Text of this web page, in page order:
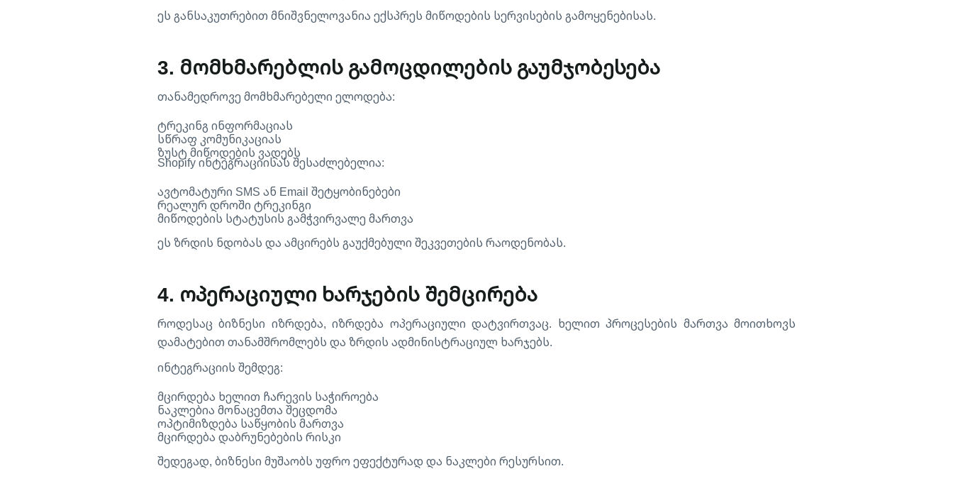
ეს განსაკუთრებით მნიშვნელოვანია ექსპრეს მიწოდების სერვისების გამოყენებისას.
3. მომხმარებლის გამოცდილების გაუმჯობესება
თანამედროვე მომხმარებელი ელოდება:
ტრეკინგ ინფორმაციას
სწრაფ კომუნიკაციას
ზუსტ მიწოდების ვადებს
Shopify ინტეგრაციისას შესაძლებელია:
ავტომატური SMS ან Email შეტყობინებები
რეალურ დროში ტრეკინგი
მიწოდების სტატუსის გამჭვირვალე მართვა
ეს ზრდის ნდობას და ამცირებს გაუქმებული შეკვეთების რაოდენობას.
4. ოპერაციული ხარჯების შემცირება
როდესაც ბიზნესი იზრდება, იზრდება ოპერაციული დატვირთვაც. ხელით პროცესების მართვა მოითხოვს
დამატებით თანამშრომლებს და ზრდის ადმინისტრაციულ ხარჯებს.
ინტეგრაციის შემდეგ:
მცირდება ხელით ჩარევის საჭიროება
ნაკლებია მონაცემთა შეცდომა
ოპტიმიზდება საწყობის მართვა
მცირდება დაბრუნებების რისკი
შედეგად, ბიზნესი მუშაობს უფრო ეფექტურად და ნაკლები რესურსით.